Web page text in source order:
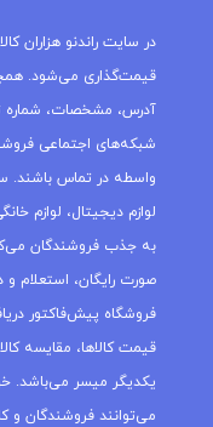
در سایت راندنو هزاران
قیمت‌گذاری می‌شود.
آدرس، مشخصات، شماره
شبکه‌های اجتماعی
واسطه در تماس باشند.
لوازم دیجیتال، لوازم
به جذب فروشندگان
صورت رایگان، استعلام
فروشگاه پیش‌فاکتور
قیمت کالاها، مقایسه
یکدیگر میسر می‌باشد.
می‌توانند فروشندگان و